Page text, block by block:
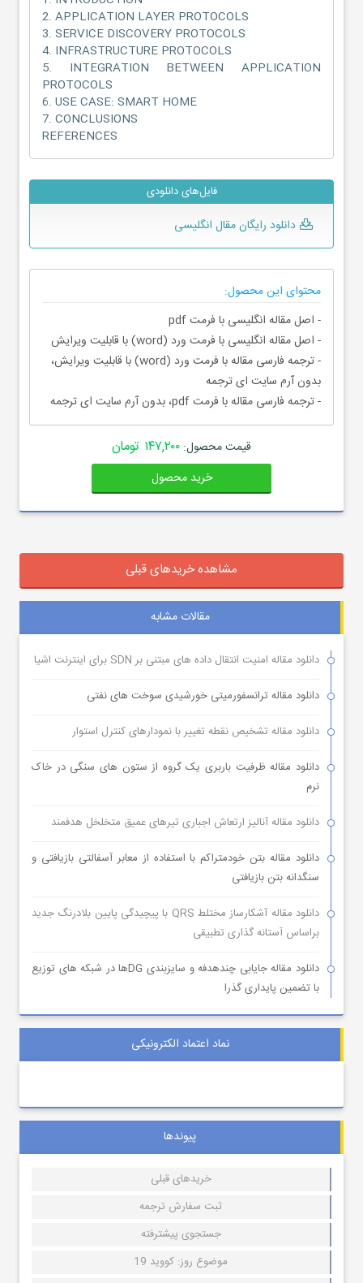
2. APPLICATION LAYER PROTOCOLS
3. SERVICE DISCOVERY PROTOCOLS
4. INFRASTRUCTURE PROTOCOLS
5. INTEGRATION BETWEEN APPLICATION
PROTOCOLS
6. USE CASE: SMART HOME
7. CONCLUSIONS
REFERENCES
فایل‌های دانلودی
دانلود رایگان مقال انگلیسی
محتوای این محصول:
- اصل مقاله انگلیسی با فرمت pdf
- اصل مقاله انگلیسی با فرمت ورد (word) با قابلیت ویرایش
- ترجمه فارسی مقاله با فرمت ورد (word) با قابلیت ویرایش،
بدون آرم سایت ای ترجمه
- ترجمه فارسی مقاله با فرمت pdf، بدون آرم سایت ای ترجمه
قیمت محصول: ۱۴۷,۲۰۰ تومان
خرید محصول
مشاهده خریدهای قبلی
مقالات مشابه
دانلود مقاله امنیت انتقال داده های مبتنی بر SDN برای اینترنت اشیا
دانلود مقاله ترانسفورمیتی خورشیدی سوخت های نفتی
دانلود مقاله تشخیص نقطه تغییر با نمودارهای کنترل استوار
دانلود مقاله ظرفیت باربری یک گروه از ستون های سنگی در خاک
نرم
دانلود مقاله آنالیز ارتعاش اجباری تیرهای عمیق متخلخل هدفمند
دانلود مقاله بتن خودمتراکم با استفاده از معابر آسفالتی بازیافتی و
سنگدانه بتن بازیافتی
دانلود مقاله آشکارساز مختلط QRS با پیچیدگی پایین بلادرنگ جدید
براساس آستانه گذاری تطبیقی
دانلود مقاله جایابی چندهدفه و سایزبندی DGها در شبکه های توزیع
با تضمین پایداری گذرا
نماد اعتماد الکترونیکی
پیوندها
خریدهای قبلی
ثبت سفارش ترجمه
جستجوی پیشترفته
موضوع روز: کووید 19